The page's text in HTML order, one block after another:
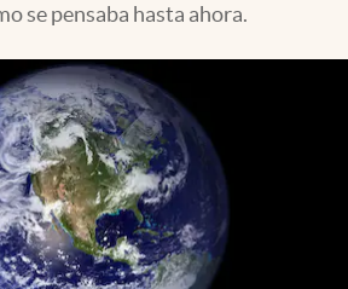
se pensaba hasta ahora.